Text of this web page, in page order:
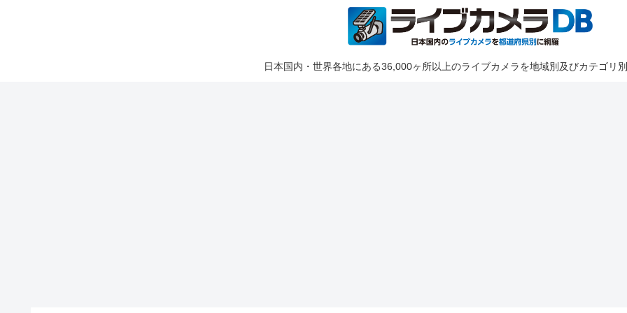
日本国内・世界各地にある36,000ヶ所以上のライブカメラを地域別及びカテゴリ別